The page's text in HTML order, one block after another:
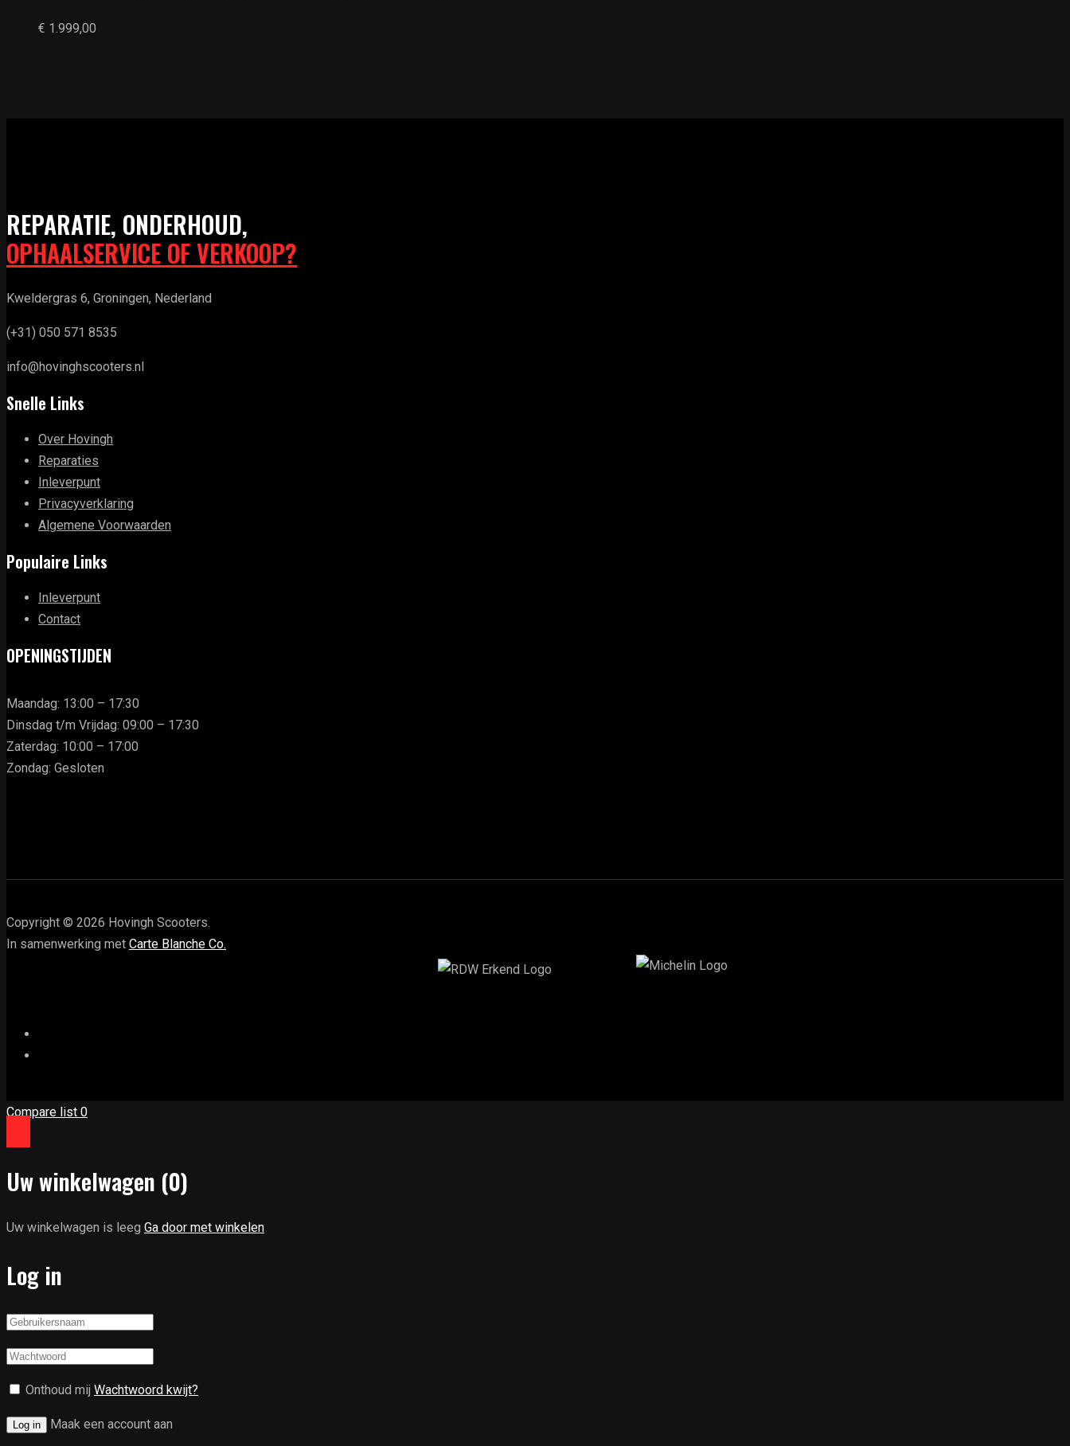
€ 1.999,00
REPARATIE, ONDERHOUD,
OPHAALSERVICE OF VERKOOP?
Kweldergras 6, Groningen, Nederland
(+31) 050 571 8535
info@hovinghscooters.nl
Snelle Links
Over Hovingh
Reparaties
Inleverpunt
Privacyverklaring
Algemene Voorwaarden
Populaire Links
Inleverpunt
Contact
OPENINGSTIJDEN
Maandag: 13:00 – 17:30
Dinsdag t/m Vrijdag: 09:00 – 17:30
Zaterdag: 10:00 – 17:00
Zondag: Gesloten
Copyright © 2026 Hovingh Scooters.
In samenwerking met Carte Blanche Co.
Compare list 0
Uw winkelwagen (0)
Uw winkelwagen is leeg Ga door met winkelen
Log in
Onthoud mij Wachtwoord kwijt?
Log in Maak een account aan